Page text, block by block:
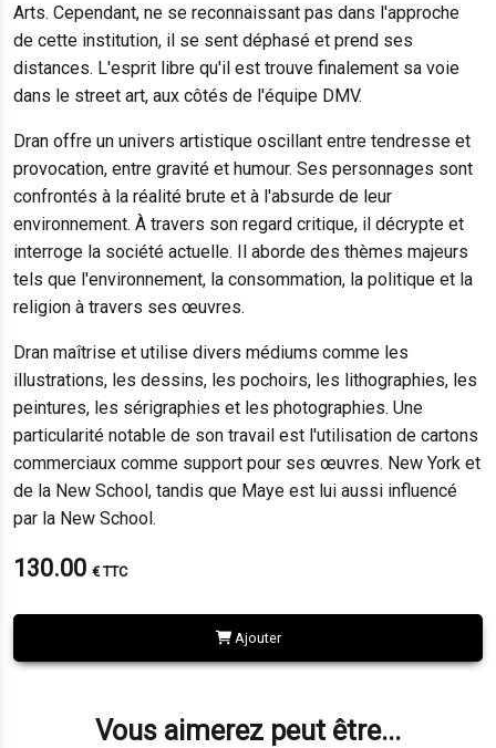
Arts. Cependant, ne se reconnaissant pas dans l'approche
de cette institution, il se sent déphasé et prend ses
distances. L'esprit libre qu'il est trouve finalement sa voie
dans le street art, aux côtés de l'équipe DMV.
Dran offre un univers artistique oscillant entre tendresse et
provocation, entre gravité et humour. Ses personnages sont
confrontés à la réalité brute et à l'absurde de leur
environnement. À travers son regard critique, il décrypte et
interroge la société actuelle. Il aborde des thèmes majeurs
tels que l'environnement, la consommation, la politique et la
religion à travers ses œuvres.
Dran maîtrise et utilise divers médiums comme les
illustrations, les dessins, les pochoirs, les lithographies, les
peintures, les sérigraphies et les photographies. Une
particularité notable de son travail est l'utilisation de cartons
commerciaux comme support pour ses œuvres. New York et
de la New School, tandis que Maye est lui aussi influencé
par la New School.
130.00 € TTC
Ajouter
Vous aimerez peut être...